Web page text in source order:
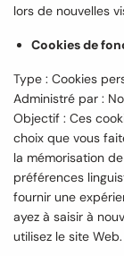
lors de nouvelles
Cookies de
Type : Cookies
Administré par :
Objectif : Ces
choix que vous
la mémorisation
préférences
fournir une
ayez à saisir à
utilisez le site Web.